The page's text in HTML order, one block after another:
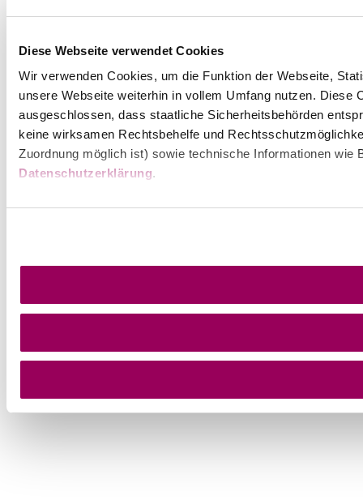
Diese Webseite verwendet Cookies
Wir verwenden Cookies, um die Funktion der Webseite,
unsere Webseite weiterhin in vollem Umfang nutzen.
ausgeschlossen, dass staatliche Sicherheitsbehörden
keine wirksamen Rechtsbehelfe und
Zuordnung möglich ist) sowie technische Informationen
Datenschutzerklärung.